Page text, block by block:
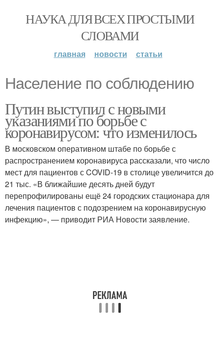
НАУКА ДЛЯ ВСЕХ ПРОСТЫМИ
СЛОВАМИ
главная новости статьи
Население по соблюдению
Путин выступил с новыми
указаниями по борьбе с
коронавирусом: что изменилось
В московском оперативном штабе по борьбе с
распространением коронавируса рассказали, что число
мест для пациентов с COVID-19 в столице увеличится до
21 тыс. «В ближайшие десять дней будут
перепрофилированы ещё 24 городских стационара для
лечения пациентов с подозрением на коронавирусную
инфекцию», — приводит РИА Новости заявление.